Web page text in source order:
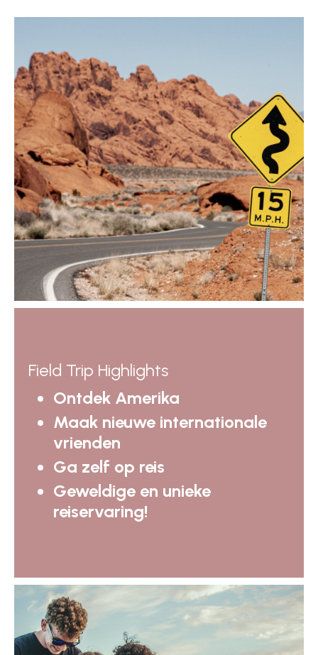
Field Trip Highlights
Ontdek Amerika
Maak nieuwe internationale
vrienden
Ga zelf op reis
Geweldige en unieke
reiservaring!